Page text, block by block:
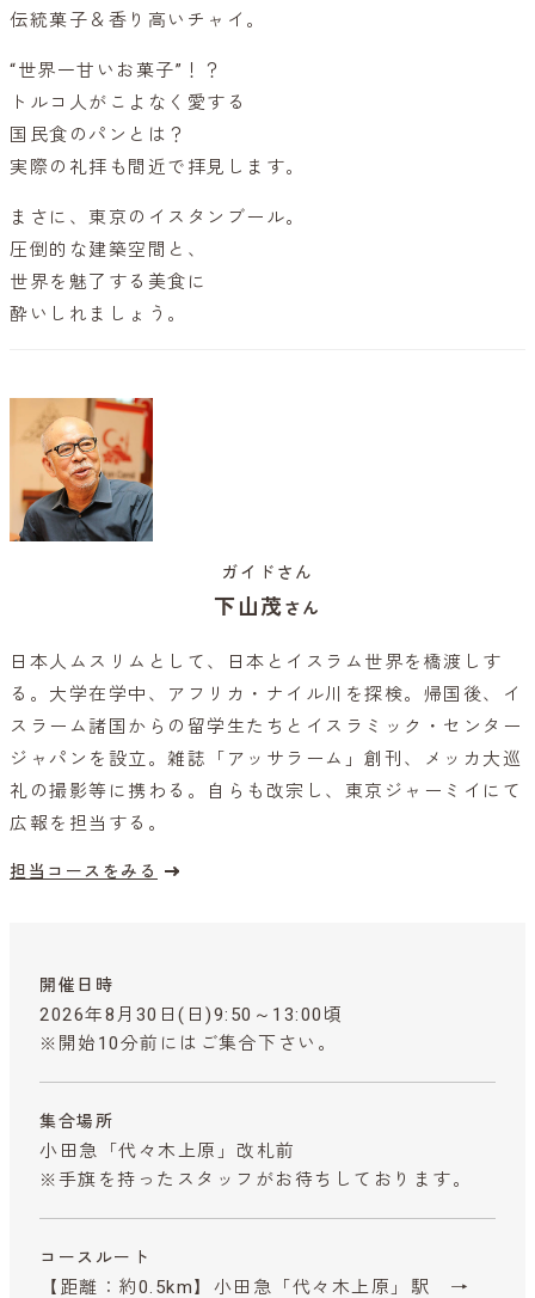
伝統菓子＆香り高いチャイ。
“世界一甘いお菓子”！？
トルコ人がこよなく愛する
国民食のパンとは？
実際の礼拝も間近で拝見します。
まさに、東京のイスタンブール。
圧倒的な建築空間と、
世界を魅了する美食に
酔いしれましょう。
ガイドさん
下山茂さん
日本人ムスリムとして、日本とイスラム世界を橋渡しす
る。大学在学中、アフリカ・ナイル川を探検。帰国後、イ
スラーム諸国からの留学生たちとイスラミック・センター
ジャパンを設立。雑誌「アッサラーム」創刊、メッカ大巡
礼の撮影等に携わる。自らも改宗し、東京ジャーミイにて
広報を担当する。
担当コースをみる
開催日時
2026年8月30日(日)9:50～13:00頃
※開始10分前にはご集合下さい。
集合場所
小田急「代々木上原」改札前
※手旗を持ったスタッフがお待ちしております。
コースルート
【距離：約0.5km】小田急「代々木上原」駅 →